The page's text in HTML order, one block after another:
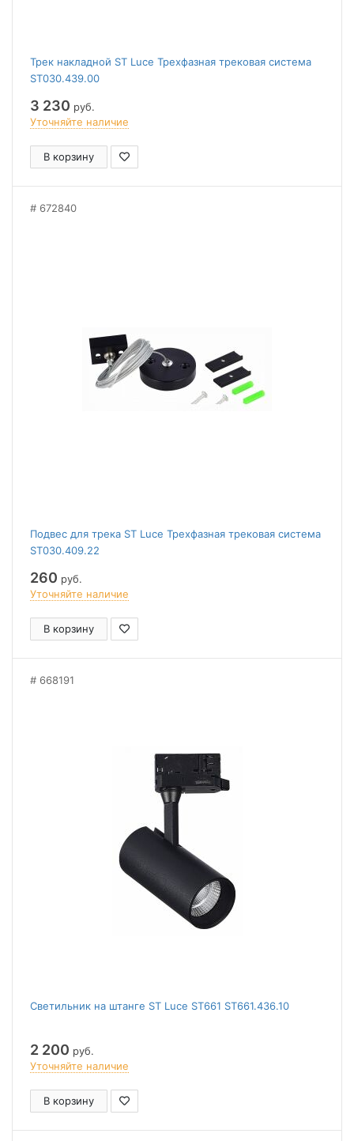
Трек накладной ST Luce Трехфазная трековая система
ST030.439.00
3 230 руб.
Уточняйте наличие
В корзину
672840
Подвес для трека ST Luce Трехфазная трековая система
ST030.409.22
260 руб.
Уточняйте наличие
В корзину
668191
Светильник на штанге ST Luce ST661 ST661.436.10
2 200 руб.
Уточняйте наличие
В корзину